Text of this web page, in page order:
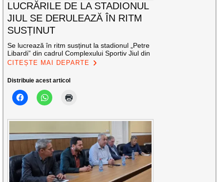
LUCRĂRILE DE LA STADIONUL
JIUL SE DERULEAZĂ ÎN RITM
SUSȚINUT
Se lucrează în ritm susținut la stadionul „Petre
Libardi” din cadrul Complexului Sportiv Jiul din
CITEȘTE MAI DEPARTE
Distribuie acest articol